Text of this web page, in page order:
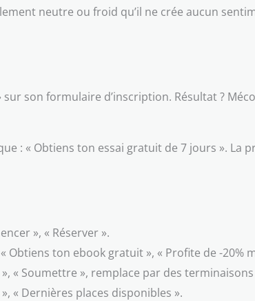
neutre ou froid qu’il ne crée aucun
son formulaire d’inscription. Résultat ?
: « Obtiens ton essai gratuit de 7 jours ». La
», « Réserver ».
Obtiens ton ebook gratuit », « Profite de -20%
« Soumettre », remplace par des
« Dernières places disponibles ».